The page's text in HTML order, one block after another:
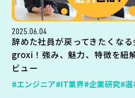
2025.06.04
辞めた社員が戻ってきたくなる
groxi！強み、魅力、特徴を紐
ビュー
#エンジニア#IT業界#企業研究#選